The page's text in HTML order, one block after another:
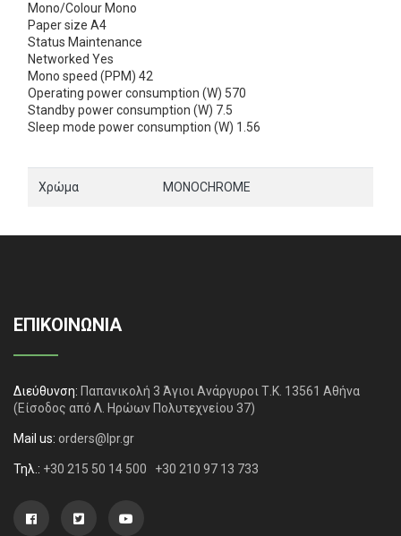
Mono/Colour Mono
Paper size A4
Status Maintenance
Networked Yes
Mono speed (PPM) 42
Operating power consumption (W) 570
Standby power consumption (W) 7.5
Sleep mode power consumption (W) 1.56
Χρώμα MONOCHROME
ΕΠΙΚΟΙΝΩΝΙΑ
Διεύθυνση: Παπανικολή 3 Άγιοι Ανάργυροι Τ.Κ. 13561 Αθήνα
(Είσοδος από Λ. Ηρώων Πολυτεχνείου 37)
Mail us: orders@lpr.gr
Τηλ.: +30 215 50 14 500 +30 210 97 13 733